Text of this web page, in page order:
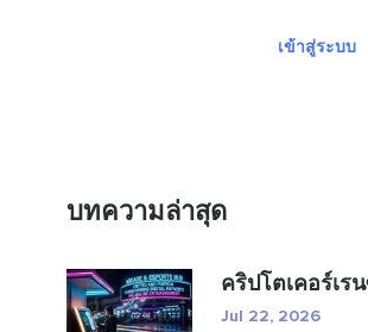
เข้าสู่ระบบ
บทความล่าสุด
คริปโตเคอร์เร
Jul 22, 2026